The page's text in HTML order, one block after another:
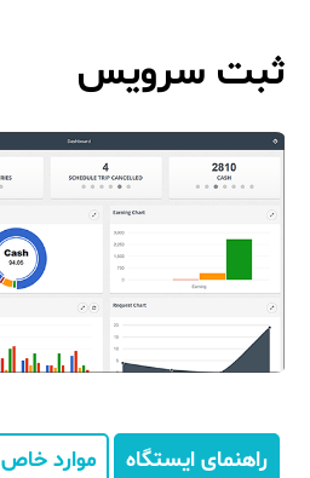
ثبت سرویس
راهنمای ایستگاه موارد خاص خیابان ها